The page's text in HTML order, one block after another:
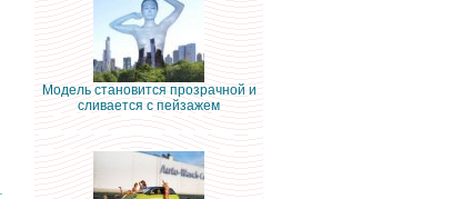
Модель становится прозрачной и
сливается с пейзажем